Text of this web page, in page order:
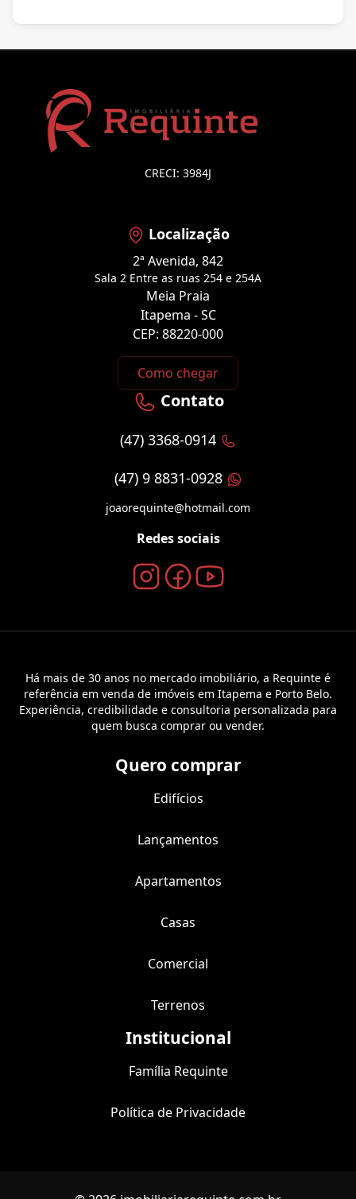
CRECI: 3984J
Localização
2ª Avenida, 842
Sala 2 Entre as ruas 254 e 254A
Meia Praia
Itapema - SC
CEP: 88220-000
Como chegar
Contato
(47) 3368-0914
(47) 9 8831-0928
joaorequinte@hotmail.com
Redes sociais
Há mais de 30 anos no mercado imobiliário, a Requinte é
referência em venda de imóveis em Itapema e Porto Belo.
Experiência, credibilidade e consultoria personalizada para
quem busca comprar ou vender.
Quero comprar
Edifícios
Lançamentos
Apartamentos
Casas
Comercial
Terrenos
Institucional
Família Requinte
Política de Privacidade